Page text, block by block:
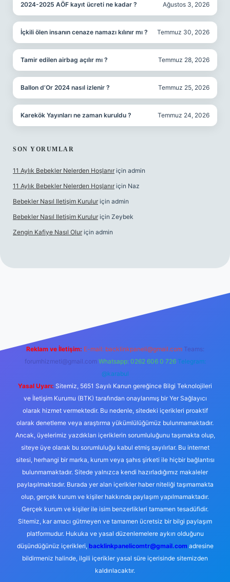
2024-2025 AÖF kayıt ücreti ne kadar ? Ağustos 3, 2026
İçkili ölen insanın cenaze namazı kılınır mı ? Temmuz 30, 2026
Tamir edilen airbag açılır mı ? Temmuz 28, 2026
Ballon d’Or 2024 nasıl izlenir ? Temmuz 25, 2026
Karekök Yayınları ne zaman kuruldu ? Temmuz 24, 2026
SON YORUMLAR
11 Aylık Bebekler Nelerden Hoşlanır için admin
11 Aylık Bebekler Nelerden Hoşlanır için Naz
Bebekler Nasıl Iletişim Kurulur için admin
Bebekler Nasıl Iletişim Kurulur için Zeybek
Zengin Kafiye Nasıl Olur için admin
Reklam ve İletişim: E-mail: backlinkpaneli@gmail.com Teams:
forumhizmeti@gmail.com Whatsapp: 0262 606 0 726 Telegram:
@karabul
Yasal Uyarı: Sitemiz, 5651 Sayılı Kanun gereğince Bilgi Teknolojileri
ve İletişim Kurumu (BTK) tarafından onaylanmış bir Yer Sağlayıcı
olarak hizmet vermektedir. Bu nedenle, sitedeki içerikleri proaktif
olarak denetleme veya araştırma yükümlülüğümüz bulunmamaktadır.
Ancak, üyelerimiz yazdıkları içeriklerin sorumluluğunu taşımakta olup,
siteye üye olarak bu sorumluluğu kabul etmiş sayılırlar. Bu internet
sitesi, herhangi bir marka, kurum veya şahıs şirketi ile hiçbir bağlantısı
bulunmamaktadır. Sitede yalnızca kendi hazırladığımız makaleler
paylaşılmaktadır. Burada yer alan içerikler haber niteliği taşımamakta
olup, gerçek kurum ve kişiler hakkında paylaşım yapılmamaktadır.
Gerçek kurum ve kişiler ile isim benzerlikleri tamamen tesadüfidir.
Sitemiz, kar amacı gütmeyen ve tamamen ücretsiz bir bilgi paylaşım
platformudur. Hukuka ve yasal düzenlemelere aykırı olduğunu
düşündüğünüz içerikleri, backlinkpanelicomtr@gmail.comadresine
bildirmeniz halinde, ilgili içerikler yasal süre içerisinde sitemizden
kaldırılacaktır.